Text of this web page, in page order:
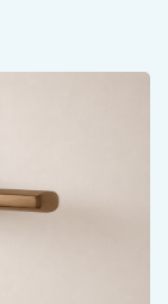
neoplatí